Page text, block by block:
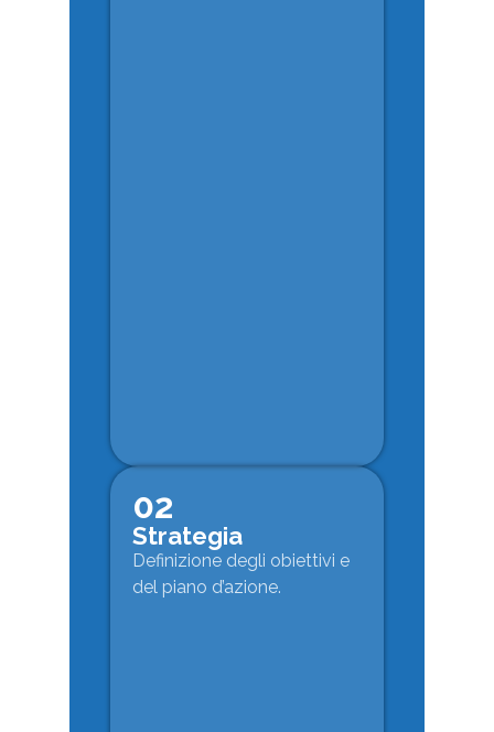
02
Strategia
Definizione degli obiettivi e
del piano d’azione.